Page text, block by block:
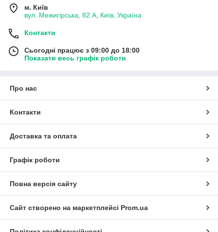
м. Київ
вул. Межигірська, 82 А, Київ, Україна
Контакти
Сьогодні працює з 09:00 до 18:00
Показати весь графік роботи
Про нас
Контакти
Доставка та оплата
Графік роботи
Повна версія сайту
Сайт створено на маркетплейсі Prom.ua